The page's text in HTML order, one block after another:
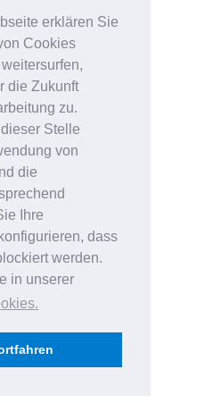
erklären Sie
Cookies
die Zukunft
zu.
Stelle
von
die
Ihre
dass
werden.
in unserer
.